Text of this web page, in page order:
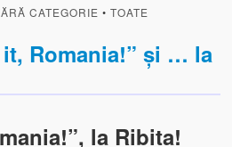
CATEGORIE •TOATE
it, Romania!” și … la
la Ribita!